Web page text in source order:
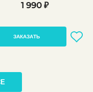
1 990 ₽
ЗАКАЗАТЬ